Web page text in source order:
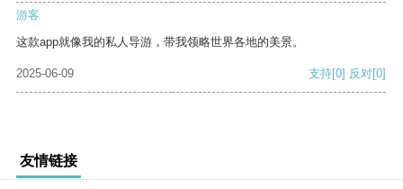
游客
这款app就像我的私人导游，带我领略世界各地的美景。
2025-06-09 支持[0] 反对[0]
友情链接